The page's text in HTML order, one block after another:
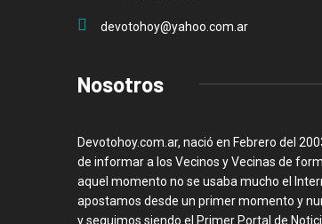
devotohoy@yahoo.com.ar
Nosotros
Devotohoy.com.ar, nació en Febrero del
de informar a los Vecinos y Vecinas de
aquel momento no se usaba mucho el
apostamos desde un primer momento y
y seguimos siendo el Primer Portal de